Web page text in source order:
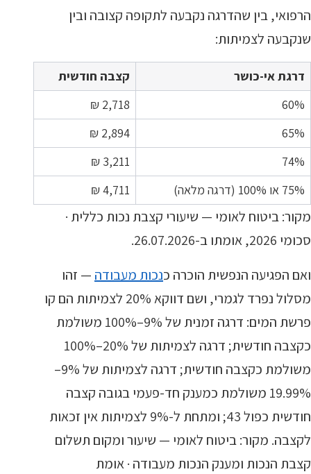
הרפואי, בין שהדרגה נקבעה לתקופה קצובה ובין
שנקבעה לצמיתות:
דרגת אי-כושר
קצבה חודשית
60%
2,718 ₪
65%
2,894 ₪
74%
3,211 ₪
75% או 100% (דרגה מלאה)
4,711 ₪
מקור: ביטוח לאומי — שיעורי קצבת נכות כללית ·
סכומי 2026, אומתו ב-26.07.2026.
ואם הפגיעה הנפשית הוכרה כנכות מעבודה — זהו
מסלול נפרד לגמרי, ושם דווקא 20% לצמיתות הם קו
פרשת המים: דרגה זמנית של 9%–100% משולמת
כקצבה חודשית; דרגה לצמיתות של 20%–100%
משולמת כקצבה חודשית; דרגה לצמיתות של 9%–
19.99% משולמת כמענק חד-פעמי בגובה קצבה
חודשית כפול 43; ומתחת ל-9% לצמיתות אין זכאות
לקצבה. מקור: ביטוח לאומי — שיעור ומקום תשלום
קצבת הנכות ומענק הנכות מעבודה · אומת